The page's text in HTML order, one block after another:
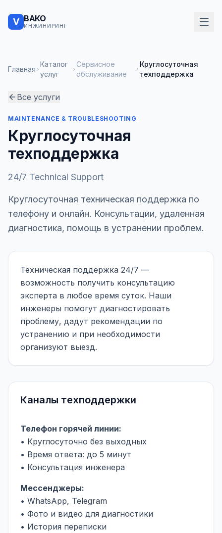
V ВАКО
ИНЖИНИРИНГ
Главная
Каталог
услуг
Сервисное
обслуживание
Круглосуточная
техподдержка
Все услуги
MAINTENANCE & TROUBLESHOOTING
Круглосуточная
техподдержка
24/7 Technical Support
Круглосуточная техническая поддержка по
телефону и онлайн. Консультации, удаленная
диагностика, помощь в устранении проблем.
Техническая поддержка 24/7 —
возможность получить консультацию
эксперта в любое время суток. Наши
инженеры помогут диагностировать
проблему, дадут рекомендации по
устранению и при необходимости
организуют выезд.
Каналы техподдержки
Телефон горячей линии:
• Круглосуточно без выходных
• Время ответа: до 5 минут
• Консультация инженера
Мессенджеры:
• WhatsApp, Telegram
• Фото и видео для диагностики
• История переписки